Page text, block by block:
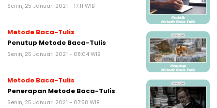
Senin, 25 Januari 2021 - 17:11 WIB
Metode Baca-Tulis
Penutup Metode Baca-Tulis
Senin, 25 Januari 2021 - 08:04 WIB
Metode Baca-Tulis
Penerapan Metode Baca-Tulis
Senin, 25 Januari 2021 - 07:58 WIB